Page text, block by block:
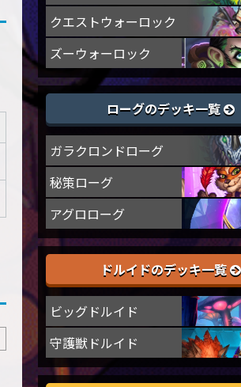
クエストウォーロック
ズーウォーロック
ローグのデッキ一覧
ガラクロンドローグ
秘策ローグ
アグロローグ
ドルイドのデッキ一覧
ビッグドルイド
守護獣ドルイド